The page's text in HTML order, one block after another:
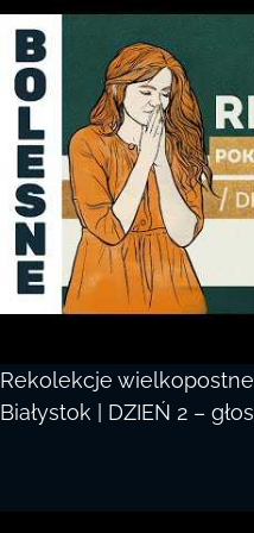
Rekolekcje wielkopostne
Białystok | DZIEŃ 2 –